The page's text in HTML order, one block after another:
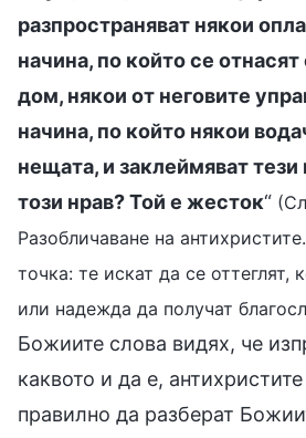
разпространяват някои
начина, по който се
дом, някои от неговите
начина, по който някои
нещата, и заклеймяват
този нрав? Той е жесток“
Разобличаване на
точка: те искат да се оттеглят,
или надежда да получат
Божиите слова видях, че
каквото и да е,
правилно да разберат